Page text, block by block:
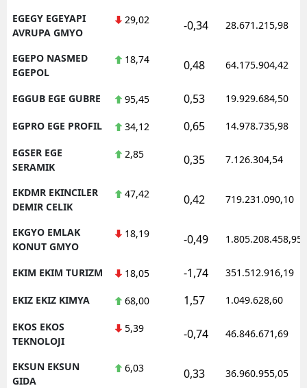
EGEGY EGEYAPI
AVRUPA GMYO
29,02 -0,34 28.671.215,98
EGEPO NASMED
EGEPOL
18,74 0,48 64.175.904,42
EGGUB EGE GUBRE 95,45 0,53 19.929.684,50
EGPRO EGE PROFIL 34,12 0,65 14.978.735,98
EGSER EGE
SERAMIK
2,85 0,35 7.126.304,54
EKDMR EKINCILER
DEMIR CELIK
47,42 0,42 719.231.090,10
EKGYO EMLAK
KONUT GMYO
18,19 -0,49 1.805.208.458,95
EKIM EKIM TURIZM 18,05 -1,74 351.512.916,19
EKIZ EKIZ KIMYA 68,00 1,57 1.049.628,60
EKOS EKOS
TEKNOLOJI
5,39 -0,74 46.846.671,69
EKSUN EKSUN
GIDA
6,03 0,33 36.960.955,05